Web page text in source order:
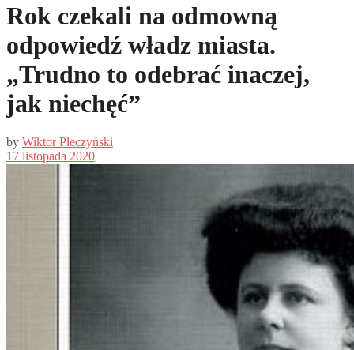
Rok czekali na odmowną
odpowiedź władz miasta.
„Trudno to odebrać inaczej,
jak niechęć”
by Wiktor Pleczyński
17 listopada 2020